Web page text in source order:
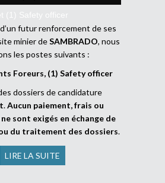
(1) Safety officer
futur renforcement de ses
minier deSAMBRADO, nous
les postes suivants :
Foreurs, (1) Safety officer
dossiers de candidature
.Aucun paiement, frais ou
sont exigés en échange de
du traitement des dossiers.
LIRE LA SUITE